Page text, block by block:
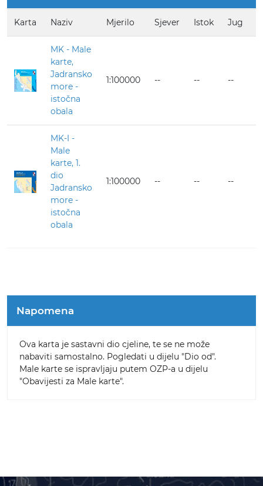
Karta Naziv Mjerilo Sjever Istok Jug
MK - Male
karte,
Jadransko
more -
istočna
obala
1:100000 -- -- --
MK-I -
Male
karte, 1.
dio
Jadransko
more -
istočna
obala
1:100000 -- -- --
Napomena
Ova karta je sastavni dio cjeline, te se ne može
nabaviti samostalno. Pogledati u dijelu "Dio od".
Male karte se ispravljaju putem OZP-a u dijelu
"Obavijesti za Male karte".